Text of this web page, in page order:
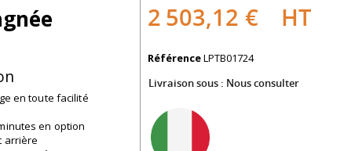
en toute facilité
en option
arrière
2 503,12 € HT
RéférenceLPTB01724
Livraison sous : Nous consulter